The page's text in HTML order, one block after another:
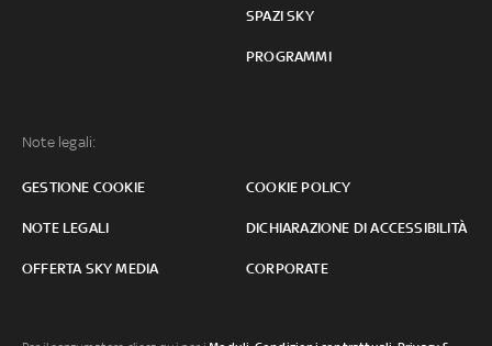
SPAZI SKY
PROGRAMMI
Note legali:
GESTIONE COOKIE COOKIE POLICY
NOTE LEGALI DICHIARAZIONE DI ACCESSIBILITÀ
OFFERTA SKY MEDIA CORPORATE